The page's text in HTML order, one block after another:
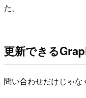
た。
更新できる
問い合わせだけじゃな